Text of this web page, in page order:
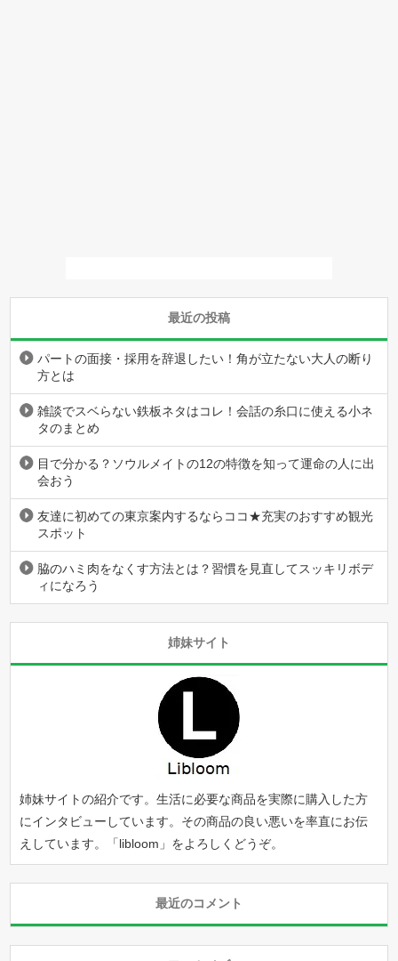
最近の投稿
パートの面接・採用を辞退したい！角が立たない大人の断り
方とは
雑談でスベらない鉄板ネタはコレ！会話の糸口に使える小ネ
タのまとめ
目で分かる？ソウルメイトの12の特徴を知って運命の人に出
会おう
友達に初めての東京案内するならココ★充実のおすすめ観光
スポット
脇のハミ肉をなくす方法とは？習慣を見直してスッキリボデ
ィになろう
姉妹サイト
姉妹サイトの紹介です。生活に必要な商品を実際に購入した方
にインタビューしています。その商品の良い悪いを率直にお伝
えしています。「libloom 」をよろしくどうぞ。
最近のコメント